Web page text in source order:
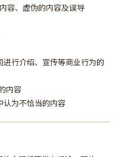
容、虚伪的内容及误导
行介绍、宣传等商业行为的
内容
认为不恰当的内容